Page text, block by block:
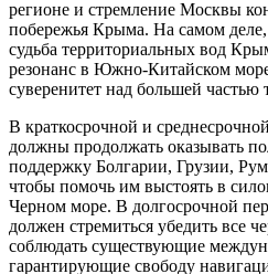
регионе и стремление Москвы
побережья Крыма. На самом
судьба территориальных вод
резонанс в Южно-Китайском
суверенитет над большей частью
В краткосрочной и
должны продолжать оказывать
поддержку Болгарии, Грузии,
чтобы помочь им выстоять в
Черном море. В долгосрочной
должен стремиться убедить все
соблюдать существующие
гарантирующие свободу